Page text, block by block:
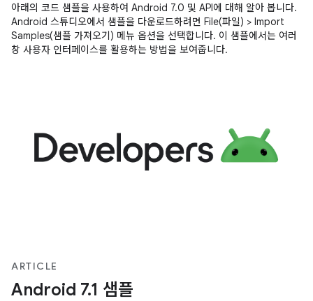
아래의 코드 샘플을 사용하여 Android 7.0 및 API에 대해 알아 봅니다.
Android 스튜디오에서 샘플을 다운로드하려면 File(파일) > Import
Samples(샘플 가져오기) 메뉴 옵션을 선택합니다. 이 샘플에서는 여러
창 사용자 인터페이스를 활용하는 방법을 보여줍니다.
ARTICLE
Android 7.1 샘플